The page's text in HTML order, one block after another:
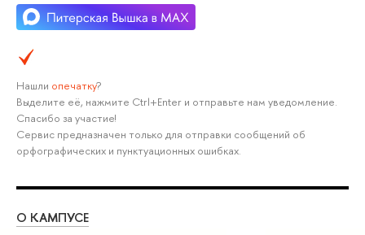
Нашли опечатку?
Выделите её, нажмите Ctrl+Enter и отправьте нам уведомление.
Спасибо за участие!
Сервис предназначен только для отправки сообщений об
орфографических и пунктуационных ошибках.
О КАМПУСЕ